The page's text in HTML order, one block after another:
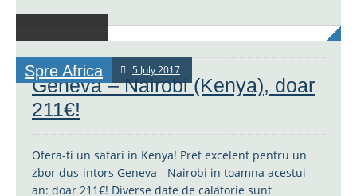
Spre Africa 5 July 2017
Geneva – Nairobi (Kenya), doar
211€!
Ofera-ti un safari in Kenya! Pret excelent pentru un
zbor dus-intors Geneva - Nairobi in toamna acestui
an: doar 211€! Diverse date de calatorie sunt